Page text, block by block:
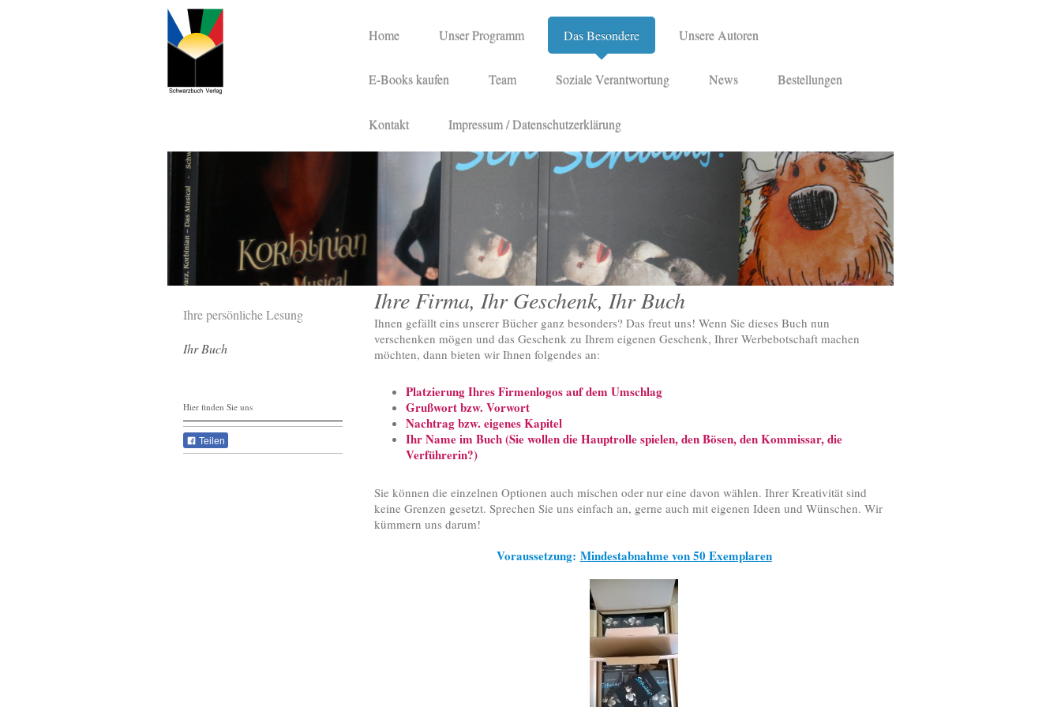
Home Unser Programm Das Besondere Unsere Autoren
E-Books kaufen Team Soziale Verantwortung News Bestellungen
Kontakt Impressum / Datenschutzerklärung
Ihre Firma, Ihr Geschenk, Ihr Buch
Ihnen gefällt eins unserer Bücher ganz besonders? Das freut uns! Wenn Sie dieses Buch nun
verschenken mögen und das Geschenk zu Ihrem eigenen Geschenk, Ihrer Werbebotschaft machen
möchten, dann bieten wir Ihnen folgendes an:
Platzierung Ihres Firmenlogos auf dem Umschlag
Grußwort bzw. Vorwort
Nachtrag bzw. eigenes Kapitel
Ihr Name im Buch (Sie wollen die Hauptrolle spielen, den Bösen, den Kommissar, die
Verführerin?)
Sie können die einzelnen Optionen auch mischen oder nur eine davon wählen. Ihrer Kreativität sind
keine Grenzen gesetzt. Sprechen Sie uns einfach an, gerne auch mit eigenen Ideen und Wünschen. Wir
kümmern uns darum!
Voraussetzung: Mindestabnahme von 50 Exemplaren
Ihre persönliche Lesung
Ihr Buch
Hier finden Sie uns
Teilen